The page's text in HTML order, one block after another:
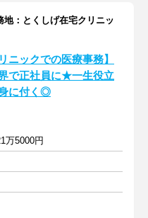
：とくしげ在宅クリニッ
ニックでの医療事務】
で正社員に★一生役立
に付く◎
万5000円